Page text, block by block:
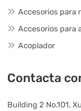
Accesorios para
Accesorios para
Acoplador
Contacta
Building 2 No.101,